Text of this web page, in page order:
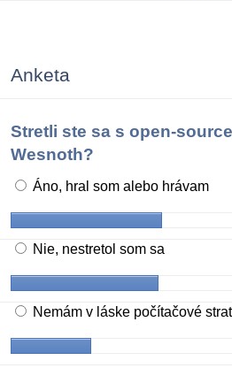
Anketa
Stretli ste sa s open-
Wesnoth?
Áno, hral som alebo hrávam
Nie, nestretol som sa
Nemám v láske počítačové